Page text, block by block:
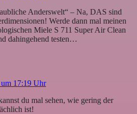
Anderswelt“ – Na, DAS sind
Werde dann mal meinen
Miele S 711 Super Air Clean
dahingehend testen…
17:19 Uhr
du mal sehen, wie gering der
ist!